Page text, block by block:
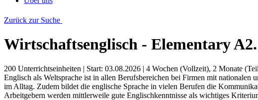
Zurück zur Suche
Wirtschaftsenglisch - Elementary
200 Unterrichtseinheiten | Start: 03.08.2026 | 4 Wochen (Vollzeit), 2 Monate
Englisch als Weltsprache ist in allen Berufsbereichen bei Firmen mit nationalen
im Alltag. Zudem bildet die englische Sprache in vielen Berufen die
Arbeitgebern werden mittlerweile gute Englischkenntnisse als wichtiges